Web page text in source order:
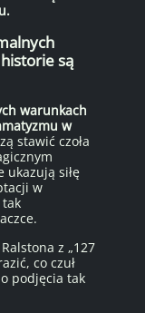
są
warunkach
w
stawić czoła
ukazują siłę
w
z „127
co czuł
podjęcia tak